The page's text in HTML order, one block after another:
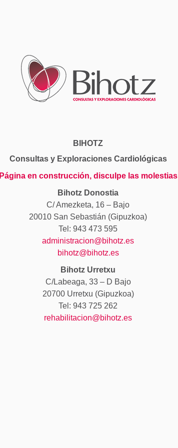
BIHOTZ
Consultas y Exploraciones Cardiológicas
Página en construcción, disculpe las molestias
Bihotz Donostia
C/ Amezketa, 16 – Bajo
20010 San Sebastián (Gipuzkoa)
Tel: 943 473 595
administracion@bihotz.es
bihotz@bihotz.es
Bihotz Urretxu
C/Labeaga, 33 – D Bajo
20700 Urretxu (Gipuzkoa)
Tel: 943 725 262
rehabilitacion@bihotz.es